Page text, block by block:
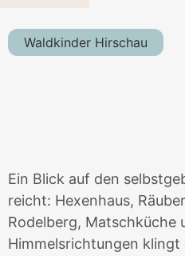
Waldkinder Hirschau
Ein Blick auf den
reicht: Hexenhaus,
Rodelberg, Matschküche
Himmelsrichtungen